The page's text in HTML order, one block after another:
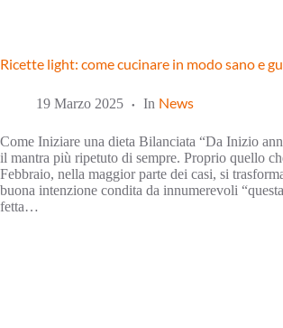
Ricette light: come cucinare in modo sano e
19 Marzo 2025 In News
Come Iniziare una dieta Bilanciata “Da Inizio
il mantra più ripetuto di sempre. Proprio quello
Febbraio, nella maggior parte dei casi, si
buona intenzione condita da innumerevoli
fetta…